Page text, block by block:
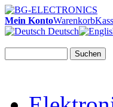
Mein KontoWarenkorb
Deutsch
Suchen